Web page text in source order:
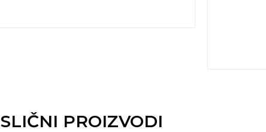
SLIČNI PROIZVODI